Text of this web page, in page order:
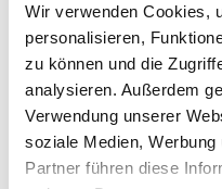
Wir verwenden Cookies,
personalisieren,
zu können und die
analysieren. Außerdem
Verwendung unserer
soziale Medien,
Partner führen diese
Überquerung der
die Schirmbuche mit
knapp zwei Kilometer bis
Friedrichsbrunn mit
und Bushaltestelle
Anreise & Parken